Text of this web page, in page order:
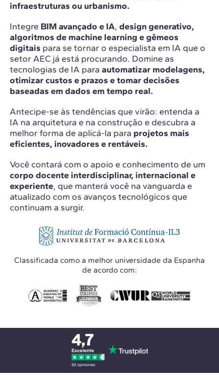
infraestruturas ou urbanismo.
Integre BIM avançado e IA, design generativo,
algoritmos de machine learning e gêmeos
digitais para se tornar o especialista em IA que o
setor AEC já está procurando. Domine as
tecnologias de IA para automatizar modelagens,
otimizar custos e prazos e tomar decisões
baseadas em dados em tempo real.
Antecipe-se às tendências que virão: entenda a
IA na arquitetura e na construção e descubra a
melhor forma de aplicá-la para projetos mais
eficientes, inovadores e rentáveis.
Você contará com o apoio e conhecimento de um
corpo docente interdisciplinar, internacional e
experiente, que manterá você na vanguarda e
atualizado com os avanços tecnológicos que
continuam a surgir.
Classificada como a melhor universidade da Espanha
de acordo com: